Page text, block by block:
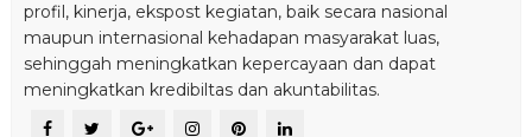
profil, kinerja, ekspost kegiatan, baik secara nasional
maupun internasional kehadapan masyarakat luas,
sehinggah meningkatkan kepercayaan dan dapat
meningkatkan kredibiltas dan akuntabilitas.